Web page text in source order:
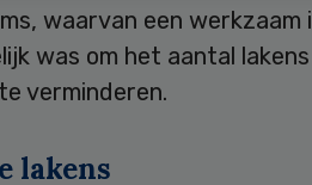
waarvan een werkzaam
was om het aantal
verminderen.
lakens